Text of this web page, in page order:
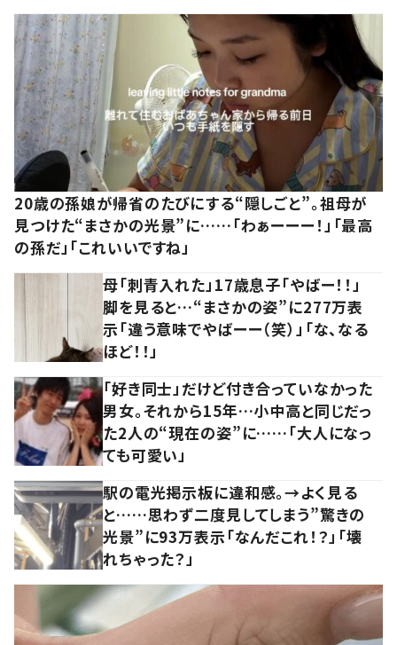
20歳の孫娘が帰省のたびにする“隠しごと”。祖母が
見つけた“まさかの光景”に……「わぁーーー！」「最高
の孫だ」「これいいですね」
母「刺青入れた」17歳息子「やばー！！」
脚を見ると…“まさかの姿”に277万表
示「違う意味でやばーー（笑）」「な、なる
ほど！！」
「好き同士」だけど付き合っていなかった
男女。それから15年…小中高と同じだっ
た2人の“現在の姿”に……「大人になっ
ても可愛い」
駅の電光掲示板に違和感。→よく見る
と……思わず二度見してしまう”驚きの
光景”に93万表示「なんだこれ！？」「壊
れちゃった？」